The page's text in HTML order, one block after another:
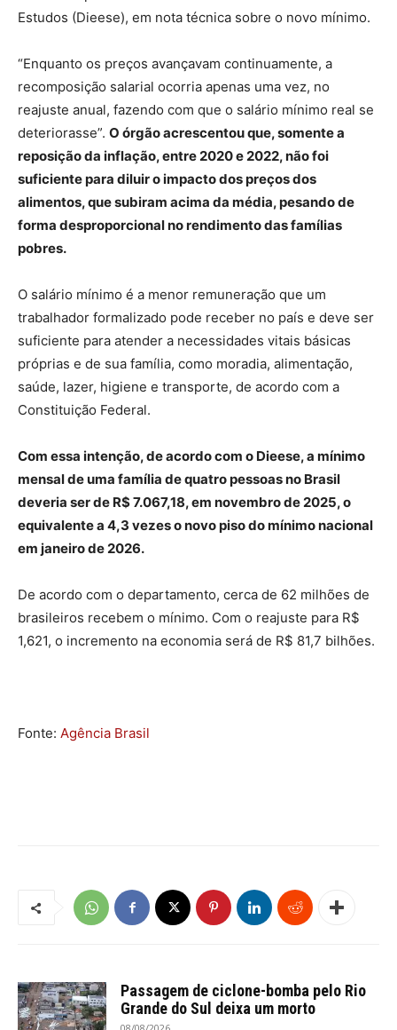
Estudos (Dieese), em nota técnica sobre o novo mínimo.
“Enquanto os preços avançavam continuamente, a
recomposição salarial ocorria apenas uma vez, no
reajuste anual, fazendo com que o salário mínimo real se
deteriorasse”. O órgão acrescentou que, somente a
reposição da inflação, entre 2020 e 2022, não foi
suficiente para diluir o impacto dos preços dos
alimentos, que subiram acima da média, pesando de
forma desproporcional no rendimento das famílias
pobres.
O salário mínimo é a menor remuneração que um
trabalhador formalizado pode receber no país e deve ser
suficiente para atender a necessidades vitais básicas
próprias e de sua família, como moradia, alimentação,
saúde, lazer, higiene e transporte, de acordo com a
Constituição Federal.
Com essa intenção, de acordo com o Dieese, a mínimo
mensal de uma família de quatro pessoas no Brasil
deveria ser de R$ 7.067,18, em novembro de 2025, o
equivalente a 4,3 vezes o novo piso do mínimo nacional
em janeiro de 2026.
De acordo com o departamento, cerca de 62 milhões de
brasileiros recebem o mínimo. Com o reajuste para R$
1,621, o incremento na economia será de R$ 81,7 bilhões.
Fonte: Agência Brasil
Passagem de ciclone-bomba pelo Rio
Grande do Sul deixa um morto